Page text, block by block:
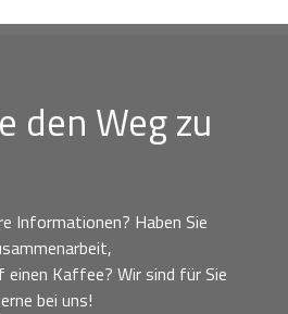
den Weg zu
Informationen? Haben Sie
einen Kaffee? Wir sind für Sie
bei uns!